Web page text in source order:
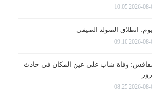
2026-08-07
انطلاق الصولد الصيفي
2026-08-07
وفاة شاب على عين المكان في حادث
2026-08-07